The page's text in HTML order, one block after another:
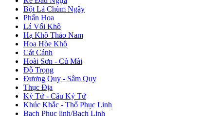
Bột Lá Chùm Ngây
Phấn Hoa
Lá Vối Khô
Hạ Khô Thảo Nam
Hoa Hòe Khô
Cát Cánh
Hoài Sơn - Củ Mài
Đỗ Trọng
Đương Quy - Sâm Quy
Thục Địa
Kỷ Tử - Câu Kỷ Tử
Khúc Khắc - Thổ Phục Linh
Bạch Phục linh/Bạch Linh